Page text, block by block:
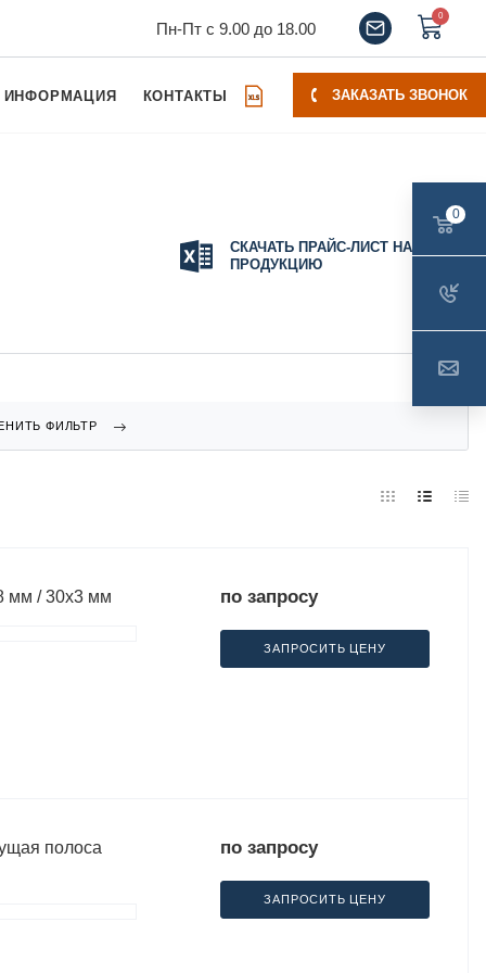
Пн-Пт с 9.00 до 18.00
0
ИНФОРМАЦИЯ КОНТАКТЫ ЗАКАЗАТЬ ЗВОНОК
СКАЧАТЬ ПРАЙС-ЛИСТ НА
ПРОДУКЦИЮ
ФИЛЬТР
мм / 30х3 мм по запросу
ЗАПРОСИТЬ ЦЕНУ
полоса по запросу
ЗАПРОСИТЬ ЦЕНУ
0